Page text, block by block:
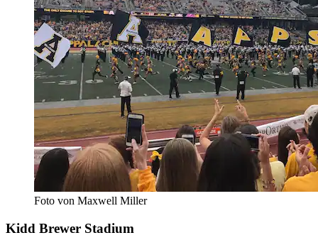
Foto von Maxwell Miller
Kidd Brewer Stadium